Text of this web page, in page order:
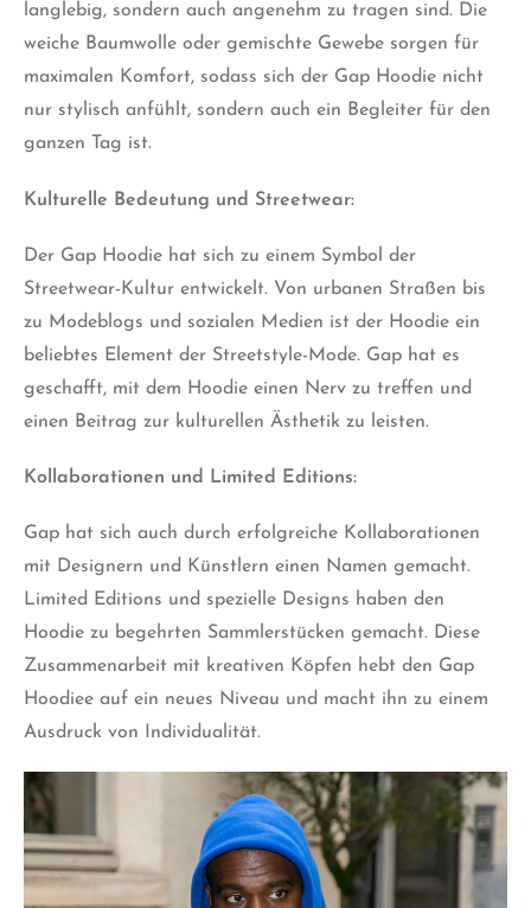
langlebig, sondern auch angenehm zu tragen sind. Die
weiche Baumwolle oder gemischte Gewebe sorgen für
maximalen Komfort, sodass sich der Gap Hoodie nicht
nur stylisch anfühlt, sondern auch ein Begleiter für den
ganzen Tag ist.
Kulturelle Bedeutung und Streetwear:
Der Gap Hoodie hat sich zu einem Symbol der
Streetwear-Kultur entwickelt. Von urbanen Straßen bis
zu Modeblogs und sozialen Medien ist der Hoodie ein
beliebtes Element der Streetstyle-Mode. Gap hat es
geschafft, mit dem Hoodie einen Nerv zu treffen und
einen Beitrag zur kulturellen Ästhetik zu leisten.
Kollaborationen und Limited Editions:
Gap hat sich auch durch erfolgreiche Kollaborationen
mit Designern und Künstlern einen Namen gemacht.
Limited Editions und spezielle Designs haben den
Hoodie zu begehrten Sammlerstücken gemacht. Diese
Zusammenarbeit mit kreativen Köpfen hebt den Gap
Hoodiee auf ein neues Niveau und macht ihn zu einem
Ausdruck von Individualität.